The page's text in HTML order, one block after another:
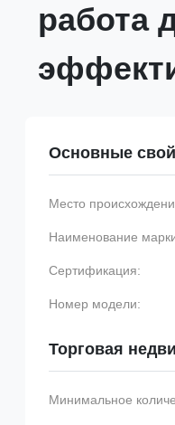
работа
Основные
Место
Наименование
Сертификация:
Номер модели:
Торговая
Минимальное